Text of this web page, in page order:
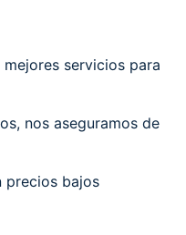
servicios para
nos aseguramos de
precios bajos